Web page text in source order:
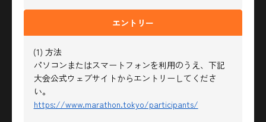
エントリー
(1) 方法
パソコンまたはスマートフォンを利用のうえ、下記
大会公式ウェブサイトからエントリーしてくださ
い。
https://www.marathon.tokyo/participants/